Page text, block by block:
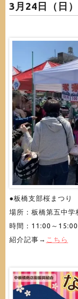
3月24日（日）
●板橋支部桜まつり
場所：板橋第五中学
時間：11:00～15:00
紹介記事→ こちら